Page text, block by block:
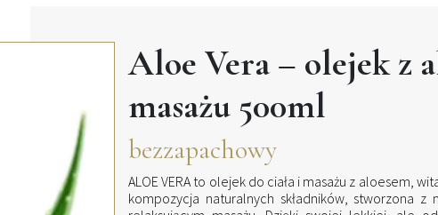
Aloe Vera – olejek z
masażu 500ml
bezzapachowy
ALOE VERA to olejek do ciała i masażu z aloesem,
kompozycja naturalnych składników, stworzona